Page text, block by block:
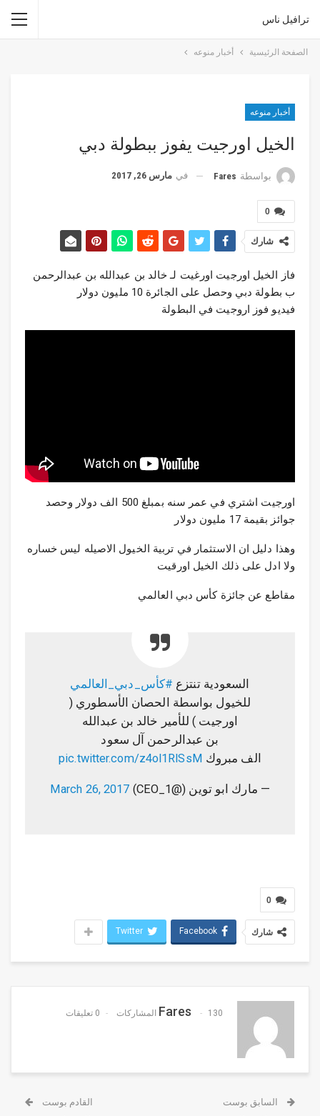
ترافيل ناس
الصفحة الرئيسية أخبار منوعه
أخبار منوعه
الخيل اورجيت يفوز ببطولة دبي
بواسطة Fares في مارس 26, 2017
0
شارك
فاز الخيل اورجيت اورغيت لـ خالد بن عبدالله بن عبدالرحمن
ب بطولة دبي وحصل على الجائرة 10 مليون دولار
فيديو فوز اروجيت في البطولة
اورجيت اشتري في عمر سنه بمبلغ 500 الف دولار وحصد
جوائز بقيمة 17 مليون دولار
وهذا دليل ان الاستثمار في تربية الخيول الاصيله ليس خساره
ولا ادل على ذلك الخيل اورقيت
مقاطع عن جائزة كأس دبي العالمي
السعودية تنتزع #كأس_دبي_العالمي
للخيول بواسطة الحصان الأسطوري (
اورجيت ) للأمير خالد بن عبدالله
بن عبدالرحمن آل سعود
الف مبروك pic.twitter.com/z4ol1RlSsM
— مارك ابو توين (@CEO_1) March 26, 2017
0
شارك Facebook
Twitter
Fares 130 المشاركات 0 تعليقات
السابق بوست القادم بوست